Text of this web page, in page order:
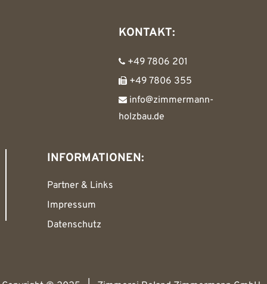
KONTAKT:
+49 7806 201
+49 7806 355
info@zimmermann-
holzbau.de
INFORMATIONEN:
Partner & Links
Impressum
Datenschutz